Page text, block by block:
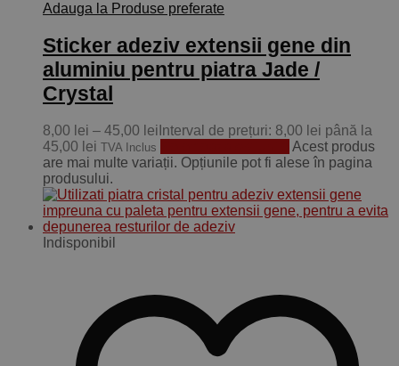
Adauga la Produse preferate
Sticker adeziv extensii gene din
aluminiu pentru piatra Jade /
Crystal
8,00 lei – 45,00 lei Interval de prețuri: 8,00 lei până la
45,00 lei TVA Inclus
Acest produs
are mai multe variații. Opțiunile pot fi alese în pagina
produsului.
Indisponibil